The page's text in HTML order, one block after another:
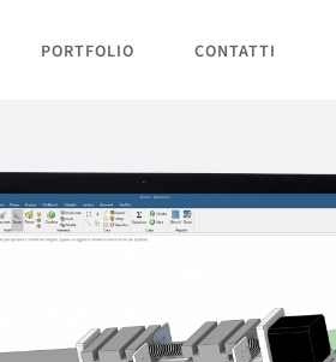
PORTFOLIO CONTATTI